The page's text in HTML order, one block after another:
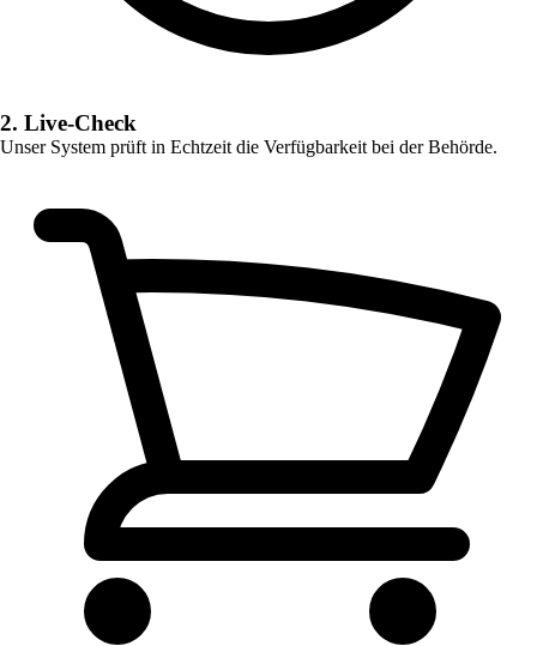
2. Live-Check
Unser System prüft in Echtzeit die Verfügbarkeit bei der Behörde.